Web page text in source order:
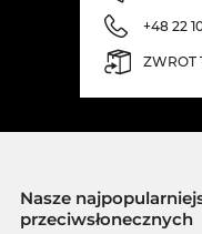
+48 22
ZWROT
Nasze
przeciwsłonecznych